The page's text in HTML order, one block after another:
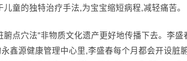
童的独特治疗手法,为宝宝缩短病程,减轻痛苦。
腑点穴法”非物质文化遗产更好地传播下去。李
鑫源健康管理中心里,李盛春每个月都会开设脏